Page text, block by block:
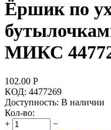
Ёршик по
МИКС
102.00 Р
КОД: 4477269
Доступность: В наличии
Кол-во:
+
−